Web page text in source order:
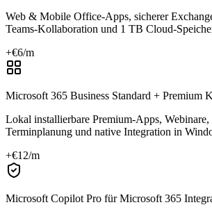
Web & Mobile Office-Apps, sicherer
Teams-Kollaboration und 1 TB Cloud-
+€6/m
Microsoft 365 Business Standard + Premium
Lokal installierbare Premium-Apps,
Terminplanung und native Integration in
+€12/m
Microsoft Copilot Pro für Microsoft 365